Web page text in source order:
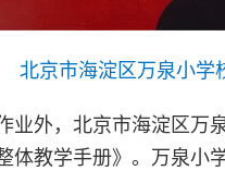
北京市海淀区万泉小学
业外，北京市海淀区万
体教学手册》。万泉小